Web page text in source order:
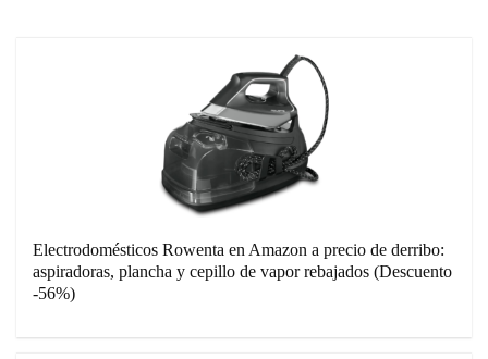
Electrodomésticos Rowenta en Amazon a precio de derribo:
aspiradoras, plancha y cepillo de vapor rebajados (Descuento
-56%)